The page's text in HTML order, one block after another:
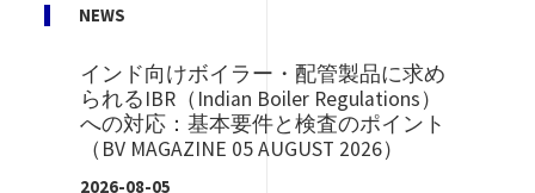
NEWS
インド向けボイラー・配管製品に求め
られるIBR（Indian Boiler Regulations）
への対応：基本要件と検査のポイント
（BV MAGAZINE 05 AUGUST 2026）
2026-08-05